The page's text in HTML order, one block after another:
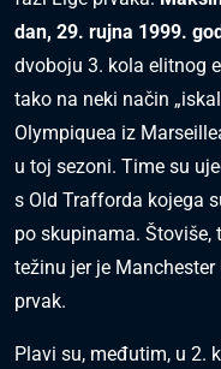
dan, 29. rujna 1999.
dvoboju 3. kola elitnog
tako na neki način
Olympiquea iz
u toj sezoni. Time su
s Old Trafforda kojega
po skupinama.
težinu jer je
prvak.
Plavi su, međutim, u 2.